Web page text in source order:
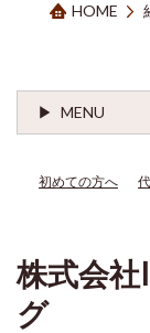
HOME
MENU
初めての方へ
株式会
グ